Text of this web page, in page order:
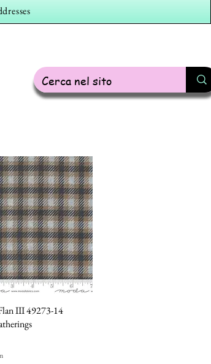
Vista rapida
III 49273-14